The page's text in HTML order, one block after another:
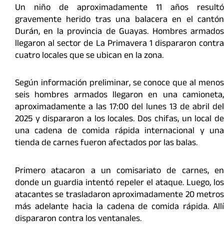
Un niño de aproximadamente 11 años resultó
gravemente herido tras una balacera en el cantón
Durán, en la provincia de Guayas. Hombres armados
llegaron al sector de La Primavera 1 dispararon contra
cuatro locales que se ubican en la zona.
Según información preliminar, se conoce que al menos
seis hombres armados llegaron en una camioneta,
aproximadamente a las 17:00 del lunes 13 de abril del
2025 y dispararon a los locales. Dos chifas, un local de
una cadena de comida rápida internacional y una
tienda de carnes fueron afectados por las balas.
Primero atacaron a un comisariato de carnes, en
donde un guardia intentó repeler el ataque. Luego, los
atacantes se trasladaron aproximadamente 20 metros
más adelante hacia la cadena de comida rápida. Allí
dispararon contra los ventanales.